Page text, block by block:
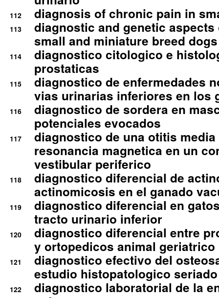
112 diagnosis of chronic pain in
113
diagnostic and genetic
small and miniature breed
114
diagnostico citologico e
prostaticas
115
diagnostico de enfermedades
vias urinarias inferiores en los
116
diagnostico de sordera en
potenciales evocados
117
diagnostico de una otitis
resonancia magnetica en un
vestibular periferico
118
diagnostico diferencial de
actinomicosis en el ganado
119
diagnostico diferencial en
tracto urinario inferior
120
diagnostico diferencial entre
y ortopedicos animal geriatrico
121
diagnostico efectivo del
estudio histopatologico seriado
122
diagnostico laboratorial de la